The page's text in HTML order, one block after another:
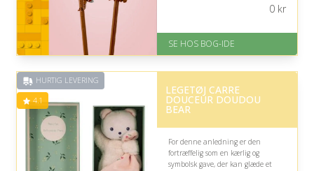
På lager
Levering: 1-3 hverdage -
forventet leveringstid
Fremragende Trustpilot rating
på 4.6 ud af 5
0kr
SE HOS BOG-IDE
HURTIG LEVERING
4.1
LEGETØJ CARRE
DOUCEUR DOUDOU
BEAR
For denne anledning er den
fortræffelig som en kærlig og
symbolsk gave, der kan glæde et